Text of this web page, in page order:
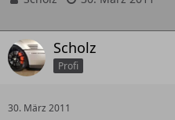
Scholz
Profi
30. März 2011